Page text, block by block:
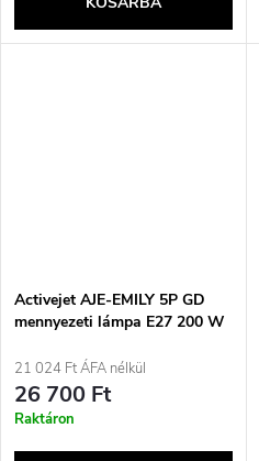
Activejet AJE-EMILY 5P GD
mennyezeti lámpa E27 200 W
21 024 Ft ÁFA nélkül
26 700 Ft
Raktáron